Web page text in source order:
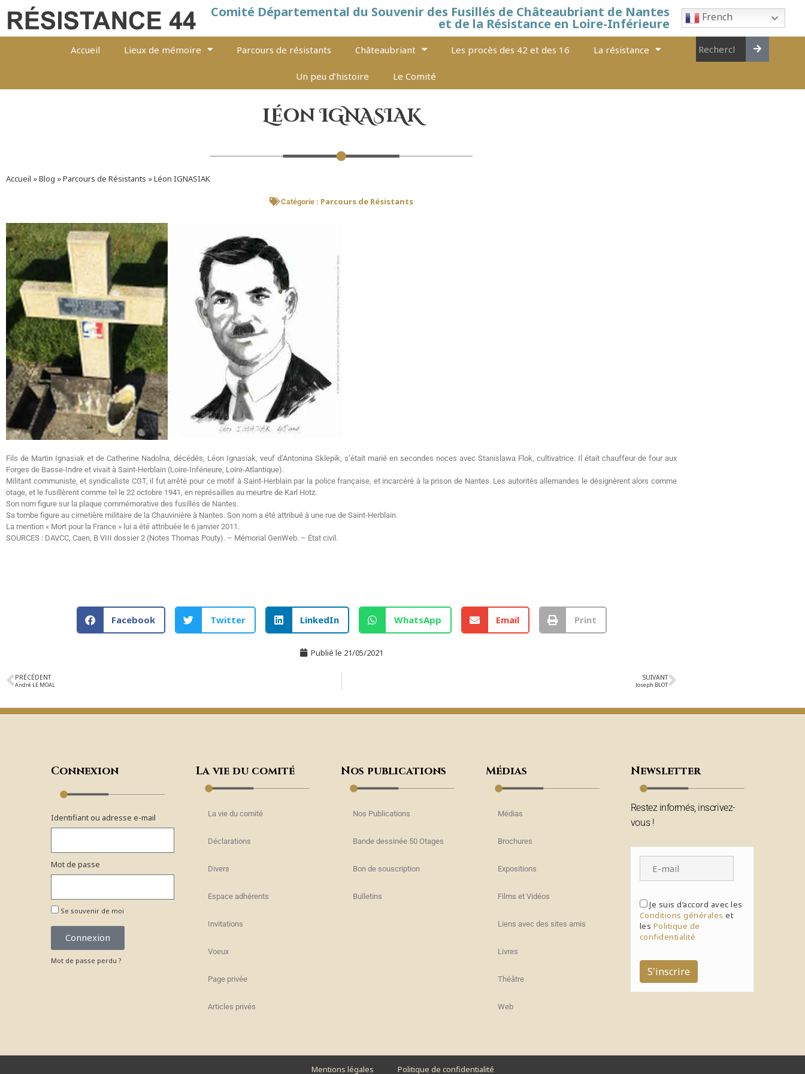
Comité Départemental du Souvenir des Fusillés de Châteaubriant de Nantes
et de la Résistance en Loire-Inférieure French
Accueil Lieux de mémoire Parcours de résistants Châteaubriant Les procès des 42 et des 16 La résistance
Un peu d’histoire Le Comité
Léon IGNASIAK
Accueil »Blog »Parcours de Résistants »Léon IGNASIAK
Catégorie : Parcours de Résistants
Fils de Martin Ignasiak et de Catherine Nadolna, décédés, Léon Ignasiak, veuf d’Antonina Sklepik, s’était marié en secondes noces avec Stanislawa Flok, cultivatrice. Il était chauffeur de four aux
Forges de Basse-Indre et vivait à Saint-Herblain (Loire-Inférieure, Loire-Atlantique).
Militant communiste, et syndicaliste CGT, il fut arrêté pour ce motif à Saint-Herblain par la police française, et incarcéré à la prison de Nantes. Les autorités allemandes le désignèrent alors comme
otage, et le fusillèrent comme tel le 22 octobre 1941, en représailles au meurtre de Karl Hotz.
Son nom figure sur la plaque commémorative des fusillés de Nantes.
Sa tombe figure au cimetière militaire de la Chauvinière à Nantes. Son nom a été attribué à une rue de Saint-Herblain.
La mention « Mort pour la France » lui a été attribuée le 6 janvier 2011.
SOURCES : DAVCC, Caen, B VIII dossier 2 (Notes Thomas Pouty). – Mémorial GenWeb. – État civil.
Facebook Twitter LinkedIn WhatsApp Email Print
Publié le 21/05/2021
PRÉCÉDENT
André LE MOAL
SUIVANT
Joseph BLOT
Connexion
Identifiant ou adresse e-mail
Mot de passe
Se souvenir de moi
Connexion
Mot de passe perdu ?
La vie du comité
La vie du comité
Déclarations
Divers
Espace adhérents
Invitations
Voeux
Page privée
Articles privés
Nos publications
Nos Publications
Bande dessinée 50 Otages
Bon de souscription
Bulletins
Médias
Médias
Brochures
Expositions
Films et Vidéos
Liens avec des sites amis
Livres
Théâtre
Web
Newsletter
Restez informés, inscrivez-
vous !
Je suis d’accord avec les
Conditions générales et
les Politique de
confidentialité
S'inscrire
Mentions légales Politique de confidentialité